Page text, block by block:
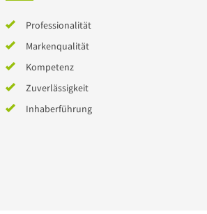
Professionalität
Markenqualität
Kompetenz
Zuverlässigkeit
Inhaberführung